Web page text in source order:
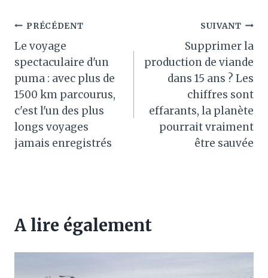
Navigation
de
l’article
PRÉCÉDENT
Le voyage
spectaculaire d'un
puma : avec plus de
1500 km parcourus,
c'est l'un des plus
longs voyages
jamais enregistrés
SUIVANT
Supprimer la
production de viande
dans 15 ans ? Les
chiffres sont
effarants, la planète
pourrait vraiment
être sauvée
A lire également